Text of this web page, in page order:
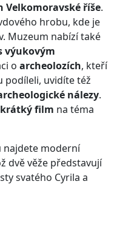
Velkomoravské říše.
hrobu, kde je
Muzeum nabízí také
výukovým
o archeolozích, kteří
podíleli, uvidíte též
nálezy.
krátký film na téma
najdete moderní
dvě věže představují
svatého Cyrila a